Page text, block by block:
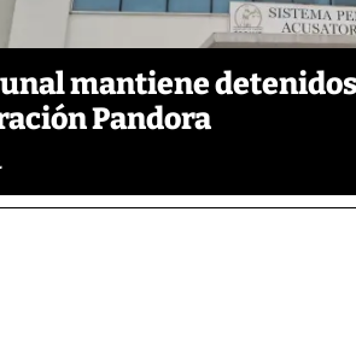
mantiene
Pandora